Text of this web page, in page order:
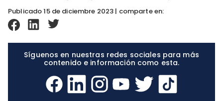
Publicado 15 de diciembre 2023 | comparte en:
Síguenos en nuestras redes sociales para más
contenido e información como esta.